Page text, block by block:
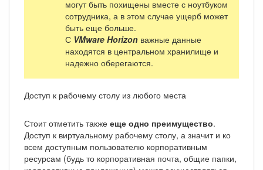
могут быть похищены вместе с ноутбуком
сотрудника, а в этом случае ущерб может
быть еще больше.
С VMware Horizon важные данные
находятся в центральном хранилище и
надежно оберегаются.
Доступ к рабочему столу из любого места
Стоит отметить также еще одно преимущество.
Доступ к виртуальному рабочему столу, а значит и ко
всем доступным пользователю корпоративным
ресурсам (будь то корпоративная почта, общие папки,